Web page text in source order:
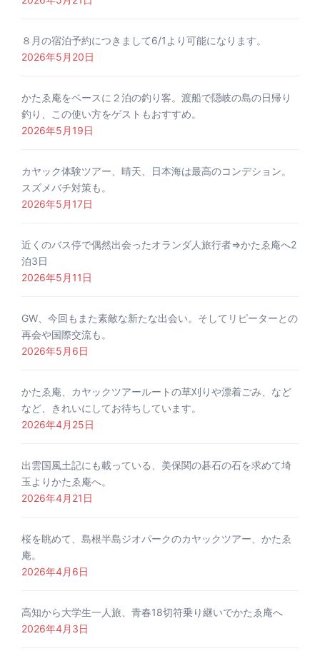
８月の宿泊予約につきまして6/1より可能になります。
2026年5月20日
かたゑ庵をベースに２泊の釣り客。渡船で隠岐の島の日帰り
釣り、この使い方をゲストもおすすめ。
2026年5月19日
カヤック体験ツアー、晴天、日本海は最高のコンデション。
スズメバチ対策も。
2026年5月17日
近くのバス停で偶然出会ったオランダ人旅行者⇒かたゑ庵へ2
泊3日
2026年5月11日
GW、今回もまた素敵な新たな出会い。そしてリピーターとの
再会や国際交流も。
2026年5月6日
かたゑ庵、カヤックツアールートの草刈りや漂着ごみ、など
など、きれいにしてお待ちしています。
2026年4月25日
出雲国風土記にも載っている、美保関の碁石の石を求めて埼
玉よりかたゑ庵へ。
2026年4月21日
桜を眺めて、島根半島ジオパークのカヤックツアー、かたゑ
庵。
2026年4月6日
高知から大学生一人旅、青春18切符乗り継いでかたゑ庵へ
2026年4月3日